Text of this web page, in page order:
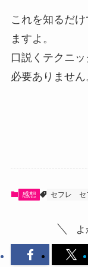
これを知るだ
ますよ。
口説くテクニ
必要ありません
感想 セフレ セ